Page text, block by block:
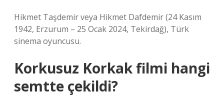
Hikmet Taşdemir veya Hikmet Dafdemir (24 Kasım
1942, Erzurum – 25 Ocak 2024, Tekirdağ), Türk
sinema oyuncusu.
Korkusuz Korkak filmi hangi
semtte çekildi?